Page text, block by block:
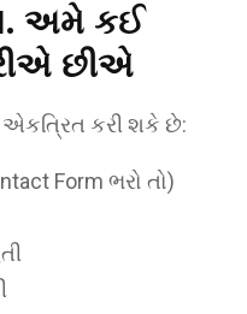
અમે કઈ
છીએ
એકત્રિત કરી શકે છે:
Form ભરો તો)